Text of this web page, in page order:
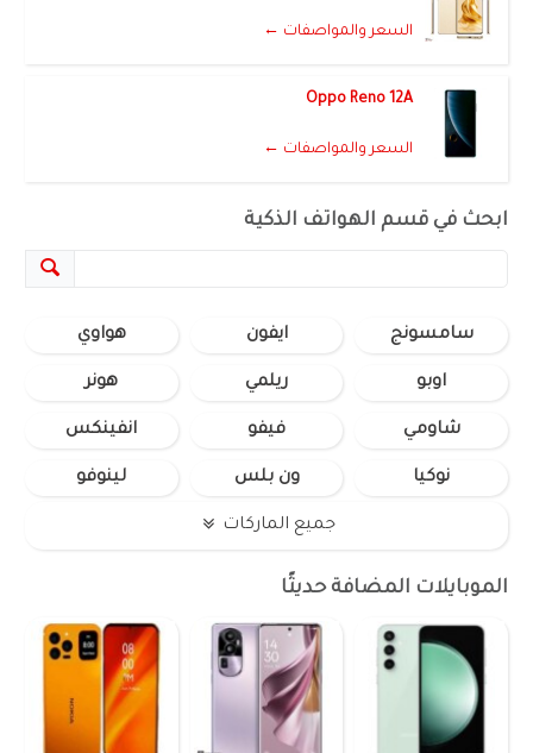
السعر والمواصفات ←
Oppo Reno 12A
السعر والمواصفات ←
ابحث في قسم الهواتف الذكية
سامسونج ايفون هواوي
اوبو ريلمي هونر
شاومي فيفو انفينكس
نوكيا ون بلس لينوفو
جميع الماركات
الموبايلات المضافة حديثًا